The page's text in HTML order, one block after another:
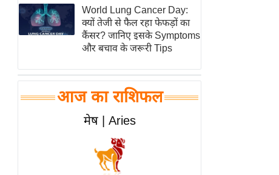
हॉलीवुड
फिल्म समीक्षा
Breaking
News
लाइफस्टाइल
ब्यूटी/फैशन
पर्यटन स्थल
World Lung Cancer Day:
क्यों तेजी से फैल रहा फेफड़ों का
कैंसर? जानिए इसके Symptoms
और बचाव के जरूरी Tips
आज का राशिफल
मेष | Aries